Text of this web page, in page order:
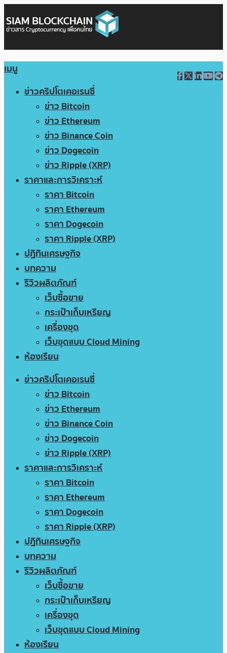
เมนู
ข่าวคริปโตเคอเรนซี่
ข่าว Bitcoin
ข่าว Ethereum
ข่าว Binance Coin
ข่าว Dogecoin
ข่าว Ripple (XRP)
ราคาและการวิเคราะห์
ราคา Bitcoin
ราคา Ethereum
ราคา Dogecoin
ราคา Ripple (XRP)
ปฏิทินเศรษฐกิจ
บทความ
รีวิวผลิตภัณฑ์
เว็บซื้อขาย
กระเป๋าเก็บเหรียญ
เครื่องขุด
เว็บขุดแบบ Cloud Mining
ห้องเรียน
ข่าวคริปโตเคอเรนซี่
ข่าว Bitcoin
ข่าว Ethereum
ข่าว Binance Coin
ข่าว Dogecoin
ข่าว Ripple (XRP)
ราคาและการวิเคราะห์
ราคา Bitcoin
ราคา Ethereum
ราคา Dogecoin
ราคา Ripple (XRP)
ปฏิทินเศรษฐกิจ
บทความ
รีวิวผลิตภัณฑ์
เว็บซื้อขาย
กระเป๋าเก็บเหรียญ
เครื่องขุด
เว็บขุดแบบ Cloud Mining
ห้องเรียน